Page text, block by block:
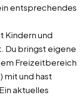
entsprechendes
Kindern und
Du bringst eigene
Freizeitbereich
mit und hast
aktuelles